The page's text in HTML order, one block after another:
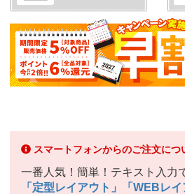
スマートフォンからのご注文につ
一番人気！簡単！テキスト入力
「定型レイアウト」「WEBレ